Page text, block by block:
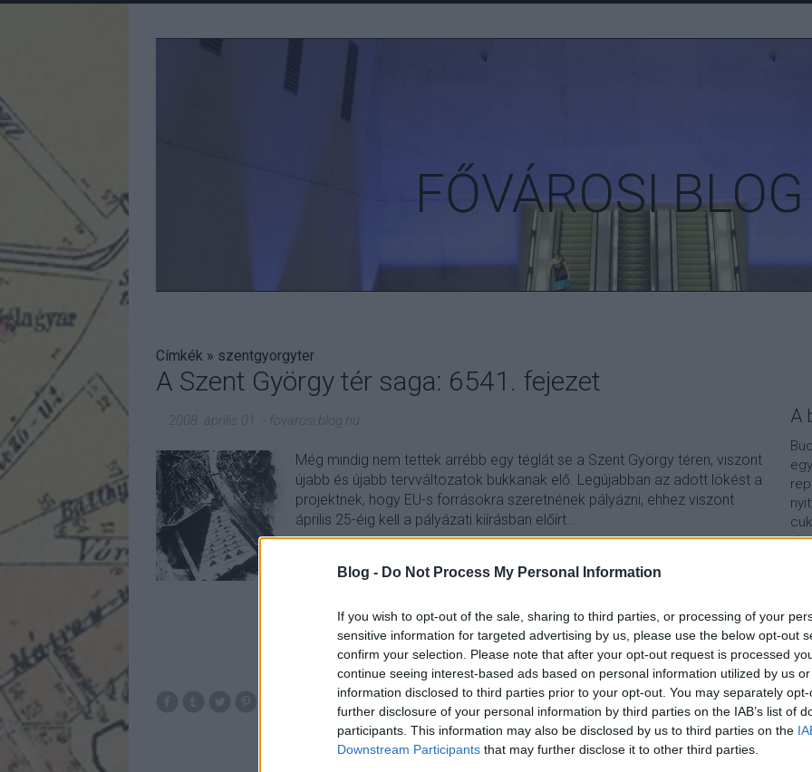
Blog - Do Not Process My Personal Information
If you wish to opt-out of the sale, sharing to third parties, or processing of your
sensitive information for targeted advertising by us, please use the below opt-out
confirm your selection. Please note that after your opt-out request is processed
continue seeing interest-based ads based on personal information utilized by us
information disclosed to third parties prior to your opt-out. You may separately
further disclosure of your personal information by third parties on the IAB’s list of
participants. This information may also be disclosed by us to third parties on the
Downstream Participants that may further disclose it to other third parties.
FŐVÁROSI BLOG
Címkék » szentgyorgyter
A Szent György tér saga: 6541. fejezet
2008. április 01. fovarosi.blog.hu
Még mindig nem tettek arrébb egy téglát se a Szent György téren, viszont
újabb és újabb tervváltozatok bukkanak elő. Legújabban az adott lökést a
projektnek, hogy EU-s forrásokra szeretnének pályázni, ehhez viszont
április 25-éig kell a pályázati kiírásban előírt…
TOVÁBB
Szólj hozzá!
budapest bp01 szentgyorgyter diszter volthonvedfoparancsnoksag
A
A